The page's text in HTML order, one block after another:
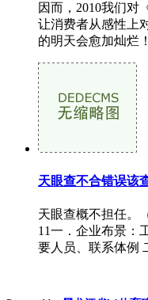
因而，2010我们对
让消费者从感性上
的明天会愈加灿烂
天眼查不合错误该
天眼查概不担任。
11一．企业布景：
要人员、联系体例